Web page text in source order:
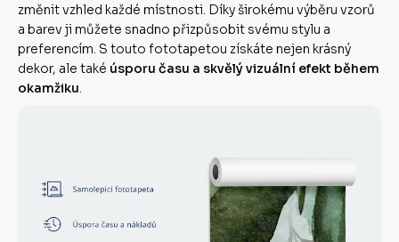
změnit vzhled každé místnosti. Díky širokému výběru vzorů
a barev ji můžete snadno přizpůsobit svému stylu a
preferencím. S touto fototapetou získáte nejen krásný
dekor, ale také úsporu času a skvělý vizuální efekt během
okamžiku.